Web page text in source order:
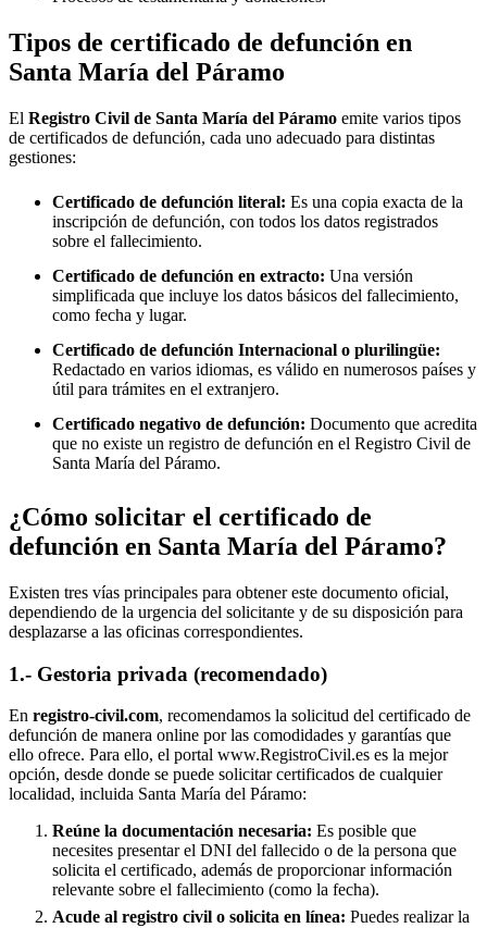
Tipos de certificado de defunción en
Santa María del Páramo
El Registro Civil de Santa María del Páramo emite varios tipos
de certificados de defunción, cada uno adecuado para distintas
gestiones:
Certificado de defunción literal: Es una copia exacta de la
inscripción de defunción, con todos los datos registrados
sobre el fallecimiento.
Certificado de defunción en extracto: Una versión
simplificada que incluye los datos básicos del fallecimiento,
como fecha y lugar.
Certificado de defunción Internacional o plurilingüe:
Redactado en varios idiomas, es válido en numerosos países y
útil para trámites en el extranjero.
Certificado negativo de defunción: Documento que acredita
que no existe un registro de defunción en el Registro Civil de
Santa María del Páramo.
¿Cómo solicitar el certificado de
defunción en Santa María del Páramo?
Existen tres vías principales para obtener este documento oficial,
dependiendo de la urgencia del solicitante y de su disposición para
desplazarse a las oficinas correspondientes.
1.- Gestoria privada (recomendado)
En registro-civil.com, recomendamos la solicitud del certificado de
defunción de manera online por las comodidades y garantías que
ello ofrece. Para ello, el portal www.RegistroCivil.es es la mejor
opción, desde donde se puede solicitar certificados de cualquier
localidad, incluida Santa María del Páramo:
Reúne la documentación necesaria: Es posible que
necesites presentar el DNI del fallecido o de la persona que
solicita el certificado, además de proporcionar información
relevante sobre el fallecimiento (como la fecha).
Acude al registro civil o solicita en línea: Puedes realizar la